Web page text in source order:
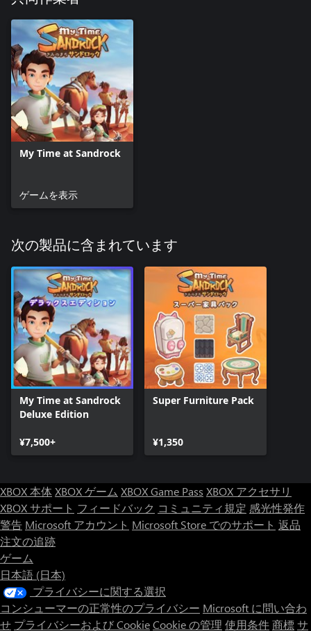
My Time at Sandrock
ゲームを表示
次の製品に含まれています
My Time at Sandrock
Deluxe Edition
¥7,500+
Super Furniture Pack
¥1,350
XBOX 本体XBOX ゲーム XBOX Game Pass XBOX アクセサリ
XBOX サポート フィードバック コミュニティ規定 感光性発作
警告 Microsoft アカウント Microsoft Store でのサポート 返品
注文の追跡
ゲーム
日本語 (日本)
プライバシーに関する選択
コンシューマーの正常性のプライバシー Microsoft に問い合わ
せ プライバシーおよび CookieCookie の管理 使用条件商標サ